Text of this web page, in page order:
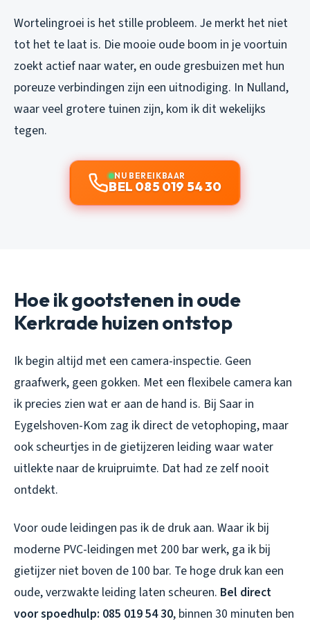
Wortelingroei is het stille probleem. Je merkt het niet
tot het te laat is. Die mooie oude boom in je voortuin
zoekt actief naar water, en oude gresbuizen met hun
poreuze verbindingen zijn een uitnodiging. In Nulland,
waar veel grotere tuinen zijn, kom ik dit wekelijks
tegen.
NU BEREIKBAAR
BEL 085 019 54 30
Hoe ik gootstenen in oude
Kerkrade huizen ontstop
Ik begin altijd met een camera-inspectie. Geen
graafwerk, geen gokken. Met een flexibele camera kan
ik precies zien wat er aan de hand is. Bij Saar in
Eygelshoven-Kom zag ik direct de vetophoping, maar
ook scheurtjes in de gietijzeren leiding waar water
uitlekte naar de kruipruimte. Dat had ze zelf nooit
ontdekt.
Voor oude leidingen pas ik de druk aan. Waar ik bij
moderne PVC-leidingen met 200 bar werk, ga ik bij
gietijzer niet boven de 100 bar. Te hoge druk kan een
oude, verzwakte leiding laten scheuren. Bel direct
voor spoedhulp: 085 019 54 30, binnen 30 minuten ben